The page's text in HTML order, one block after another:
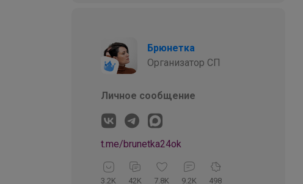
Брюнетка
Организатор СП
Личное сообщение
t.me/brunetka24ok
3.2K 42K 7.8K 9.2K 498